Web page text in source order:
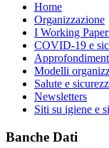
Home
Organizzazione
I Working
COVID-19 e
Modelli
Salute e
Newsletters
Siti su igiene e
Banche Dati